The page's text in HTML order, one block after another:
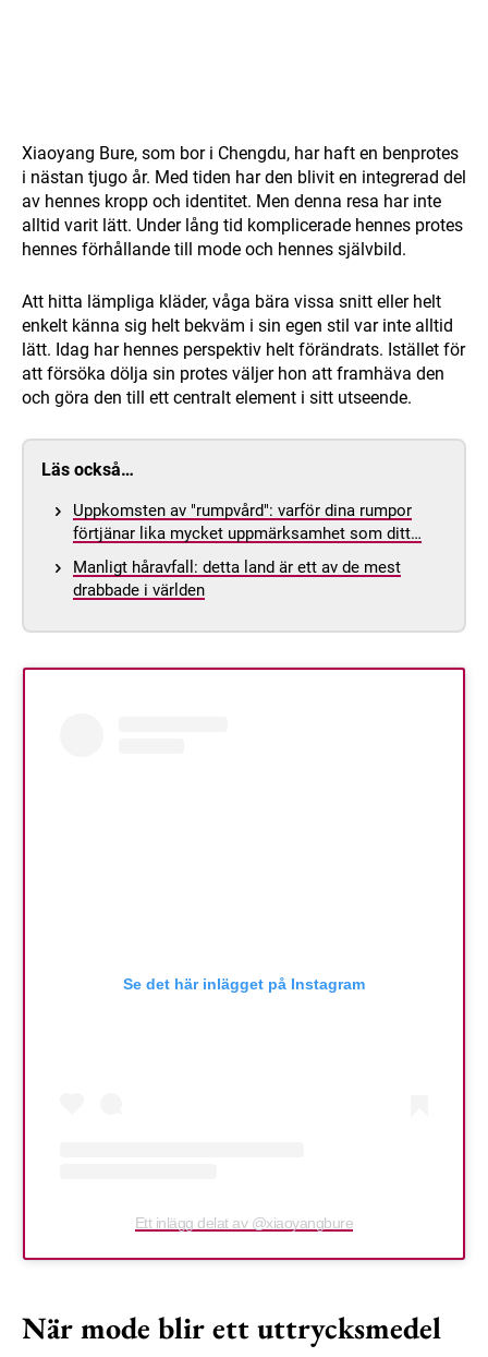
Xiaoyang Bure, som bor i Chengdu, har haft en benprotes
i nästan tjugo år. Med tiden har den blivit en integrerad del
av hennes kropp och identitet. Men denna resa har inte
alltid varit lätt. Under lång tid komplicerade hennes protes
hennes förhållande till mode och hennes självbild.
Att hitta lämpliga kläder, våga bära vissa snitt eller helt
enkelt känna sig helt bekväm i sin egen stil var inte alltid
lätt. Idag har hennes perspektiv helt förändrats. Istället för
att försöka dölja sin protes väljer hon att framhäva den
och göra den till ett centralt element i sitt utseende.
Läs också…
Uppkomsten av "rumpvård": varför dina rumpor
förtjänar lika mycket uppmärksamhet som ditt…
Manligt håravfall: detta land är ett av de mest
drabbade i världen
Se det här inlägget på Instagram
Ett inlägg delat av @xiaoyangbure
När mode blir ett uttrycksmedel